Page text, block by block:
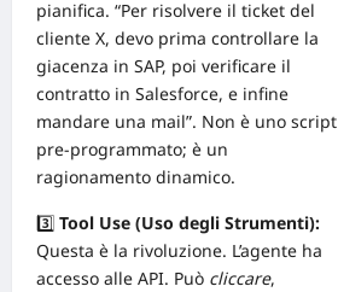
pianifica. “Per risolvere il ticket del
cliente X, devo prima controllare la
giacenza in SAP, poi verificare il
contratto in Salesforce, e infine
mandare una mail”. Non è uno script
pre-programmato; è un
ragionamento dinamico.
3️⃣ Tool Use (Uso degli Strumenti):
Questa è la rivoluzione. L’agente ha
accesso alle API. Può cliccare,